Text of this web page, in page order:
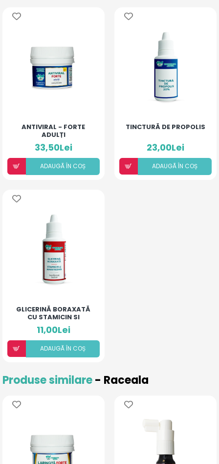
ANTIVIRAL - FORTE
ADULȚI
33,50Lei
ADAUGÃ ÎN COȘ
TINCTURĂ DE PROPOLIS
23,00Lei
ADAUGÃ ÎN COȘ
GLICERINĂ BORAXATĂ
CU STAMICIN SI
ANESTEZINĂ
11,00Lei
ADAUGÃ ÎN COȘ
Produse similare- Raceala